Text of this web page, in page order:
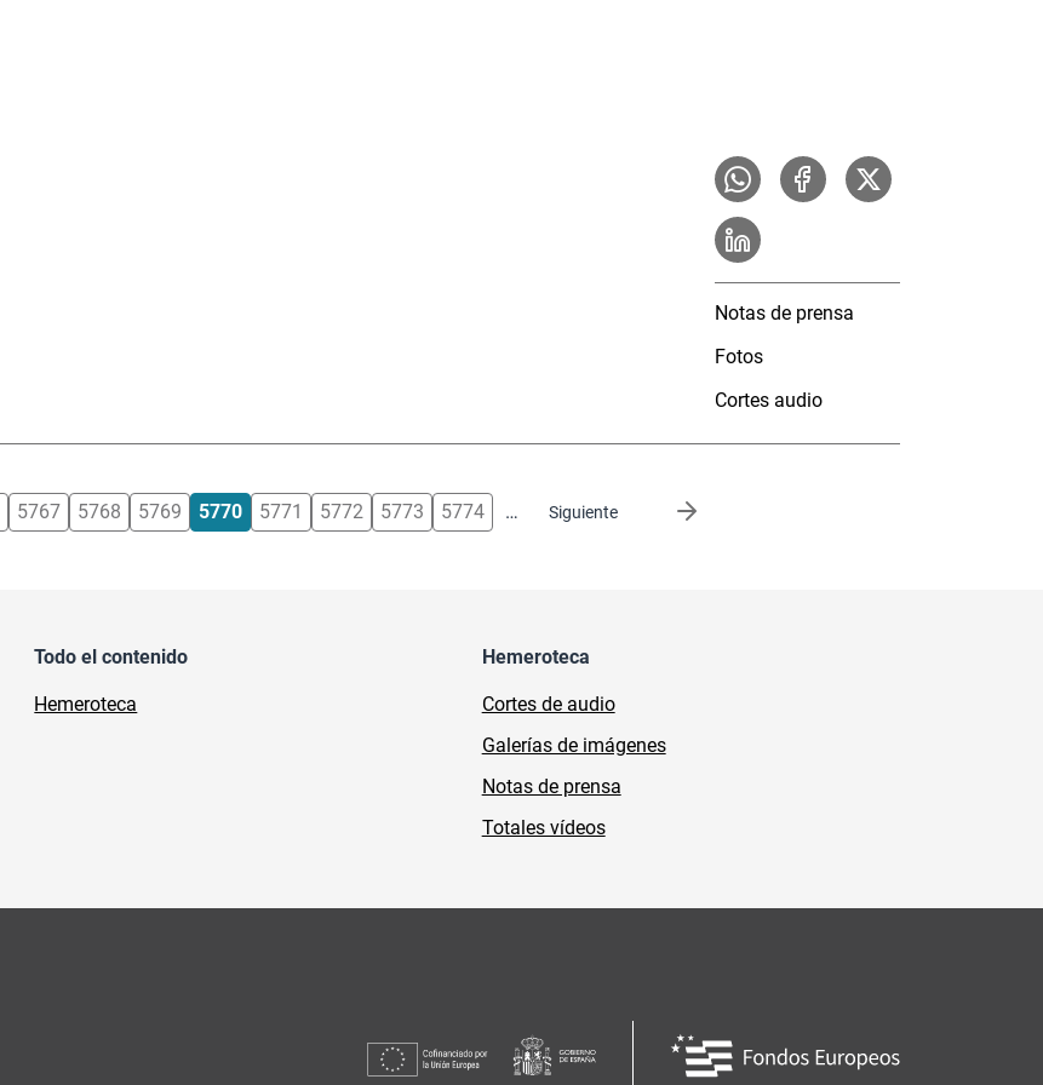
Notas de prensa
Fotos
Cortes audio
5767 5768 5769 5770 5771 5772 5773 5774 … Siguiente
Siguiente página
Todo el contenido
Hemeroteca
Hemeroteca
Cortes de audio
Galerías de imágenes
Notas de prensa
Totales vídeos